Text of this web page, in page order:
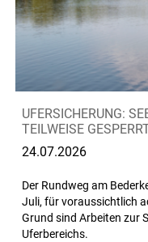
UFERSICHERUNG:
TEILWEISE
24.07.2026
Der Rundweg am
Juli, für voraussichtlich
Grund sind Arbeiten zur
Uferbereichs.